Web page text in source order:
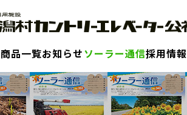
商品一覧お知らせソーラー通信採用情報